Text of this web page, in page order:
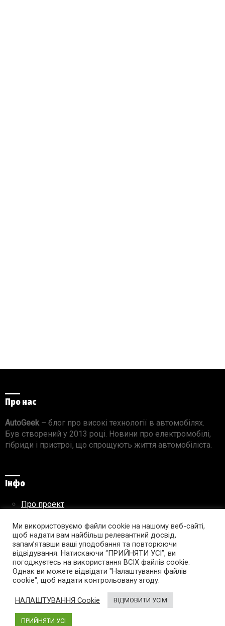
Про нас
AutoGeek – блог про високі технології в автомобілях.
Був створений у 2013 році. Новини про електромобілі,
гібриди і пристрої, що спрощують життя автомобіліста.
Інфо
Про проект
Правила використання матеріалів
Підпишись на AutoGeek!
facebooktwitter instagramyoutube tumblr linkedin
Ми використовуємо файли cookie на нашому веб-сайті,
щоб надати вам найбільш релевантний досвід,
запам’ятавши ваші уподобання та повторюючи
відвідування. Натискаючи “ПРИЙНЯТИ УСІ”, ви
погоджуєтесь на використання ВСІХ файлів cookie.
Однак ви можете відвідати "Налаштування файлів
cookie", щоб надати контрольовану згоду.
НАЛАШТУВАННЯ Cookie ВІДМОВИТИ УСІМ
ПРИЙНЯТИ УСІ